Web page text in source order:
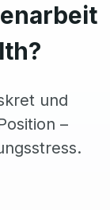
und
–